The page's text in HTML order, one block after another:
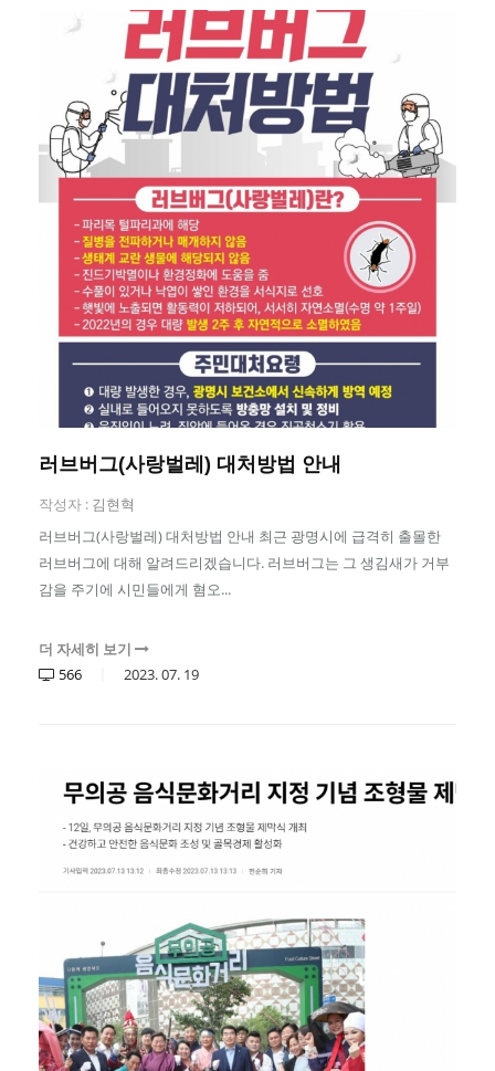
러브버그(사랑벌레) 대처방법 안내
작성자 : 김현혁
러브버그(사랑벌레) 대처방법 안내 최근 광명시에 급격히 출몰한
러브버그에 대해 알려드리겠습니다. 러브버그는 그 생김새가 거부
감을 주기에 시민들에게 혐오...
더 자세히 보기
566
2023.07. 19